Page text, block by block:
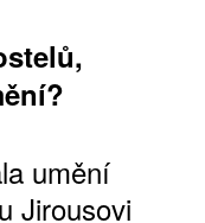
umění
Jirousovi